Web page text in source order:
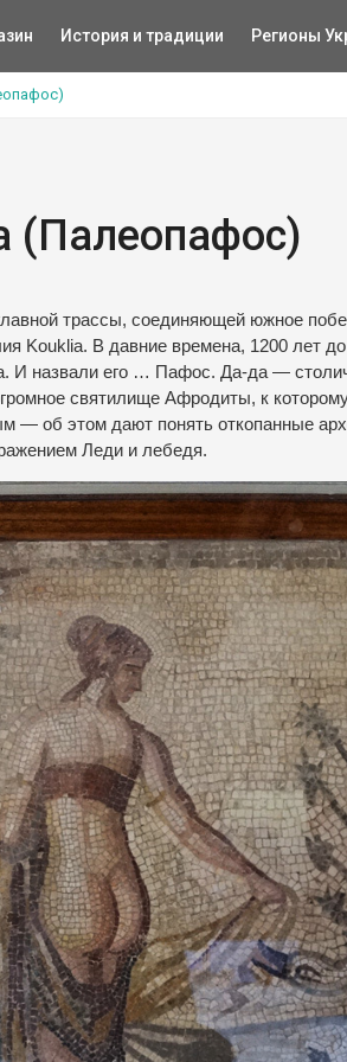
История и традиции Регионы
(Палеопафос)
трассы, соединяющей южное
Kouklia. В давние времена, 1200 лет
И назвали его … Пафос. Да-да —
святилище Афродиты, к
— об этом дают понять откопанные
Леди и лебедя.